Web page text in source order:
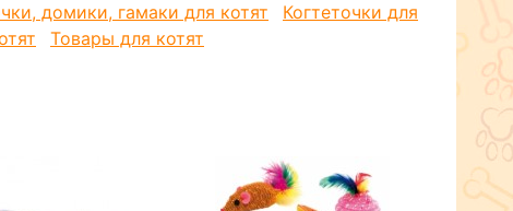
домики, гамаки для котят
Когтеточки для
Товары для котят